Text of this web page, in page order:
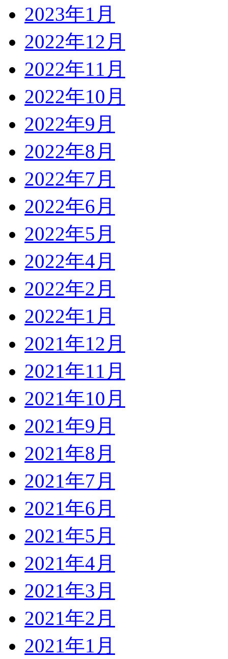
2023年1月
2022年12月
2022年11月
2022年10月
2022年9月
2022年8月
2022年7月
2022年6月
2022年5月
2022年4月
2022年2月
2022年1月
2021年12月
2021年11月
2021年10月
2021年9月
2021年8月
2021年7月
2021年6月
2021年5月
2021年4月
2021年3月
2021年2月
2021年1月